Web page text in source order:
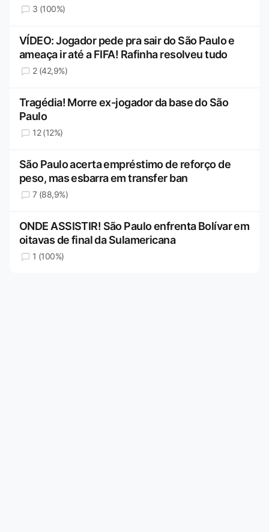
3 (100%)
VÍDEO: Jogador pede pra sair do São Paulo e
ameaça ir até a FIFA! Rafinha resolveu tudo
2 (42,9%)
Tragédia! Morre ex-jogador da base do São
Paulo
12 (12%)
São Paulo acerta empréstimo de reforço de
peso, mas esbarra em transfer ban
7 (88,9%)
ONDE ASSISTIR! São Paulo enfrenta Bolívar em
oitavas de final da Sulamericana
1 (100%)